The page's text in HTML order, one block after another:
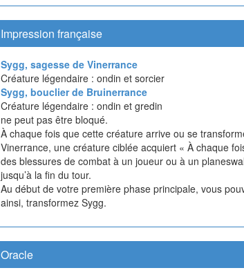
Impression française
Sygg, sagesse de Vinerrance
Créature légendaire : ondin et sorcier
Sygg, bouclier de Bruinerrance
Créature légendaire : ondin et gredin
ne peut pas être bloqué.
À chaque fois que cette créature arrive ou se
Vinerrance, une créature ciblée acquiert « À chaque
des blessures de combat à un joueur ou à un
jusqu’à la fin du tour.
Au début de votre première phase principale, vous
ainsi, transformez Sygg.
Oracle